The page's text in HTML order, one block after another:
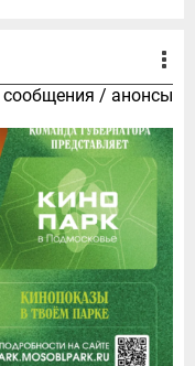
/ анонсы